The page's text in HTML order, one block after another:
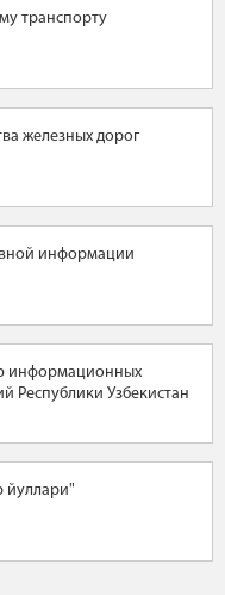
транспорту
железных дорог
информации
информационных
Республики Узбекистан
йуллари"